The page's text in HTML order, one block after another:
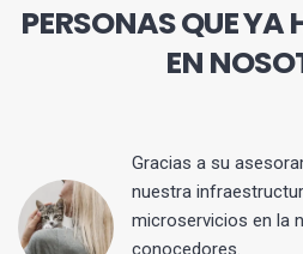
PERSONAS QUE
EN
Gracias a su
nuestra
microservicios en la
conocedores.